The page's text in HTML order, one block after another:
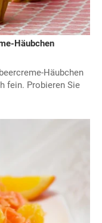
Häubchen
Häubchen
fein. Probieren Sie